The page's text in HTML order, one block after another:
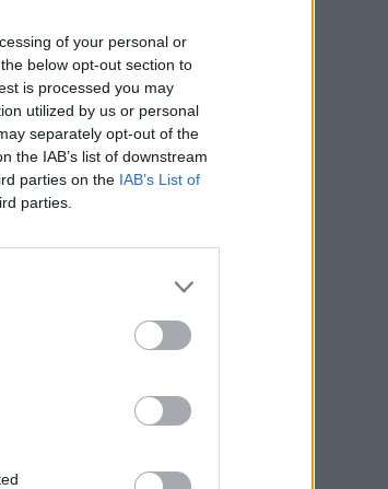
of your personal or
below opt-out section to
is processed you may
utilized by us or personal
separately opt-out of the
the IAB’s list of downstream
parties on the IAB’s List of
parties.
me këto
Shkencës dhe
të Brendshme,
për komuniteteve jo
do të përkrahin